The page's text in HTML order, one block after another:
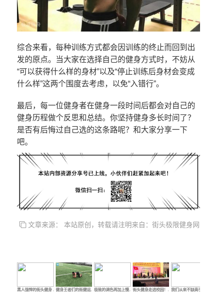
综合来看，每种训练方式都会因训练的终止而回到出
发的原点。当大家在选择自己的健身方式时，不妨从
“可以获得什么样的身材”以及“停止训练后身材会变成
什么样”这两个围度去考虑，以免“入错行”。
最后，每一位健身者在健身一段时间后都会对自己的
健身历程做个反思和总结。你坚持健身多长时间了？
是否有后悔过自己选的这条路呢？和大家分享一下
吧。
文章来源： 本站原创，转载请注明来自：街头极限健身网
黑人强悍的街头健身 …健身王者们的街健运…极致的调色再加上慢…街头健身走进校园！…我们从来不缺高手，…